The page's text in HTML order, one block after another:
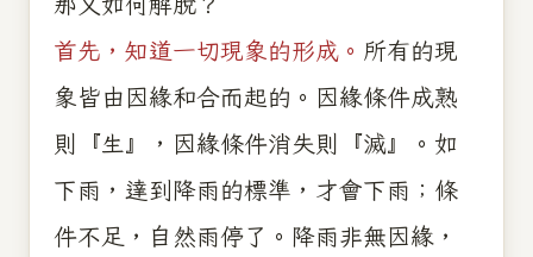
首先，知道一切現象的形成。 所有的現
象皆由因緣和合而起的。因緣條件成熟
則『生』，因緣條件消失則『滅』。如
下雨，達到降雨的標準，才會下雨；條
件不足，自然雨停了。降雨非無因緣，